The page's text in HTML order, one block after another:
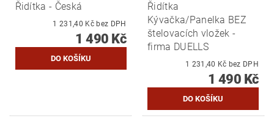
Řidítka - Česká
1 231,40 Kč bez DPH
1 490 Kč
Řidítka
Kývačka/Panelka BEZ
štelovacích vložek -
firma DUELLS
1 231,40 Kč bez DPH
1 490 Kč